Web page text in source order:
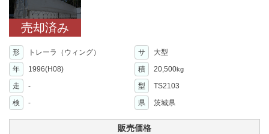
売却済み
形 トレーラ（ウィング） サ
大型
年
1996(H08) 積 20,500kg
走 - 型
TS2103
検
- 県 茨城県
販売価格